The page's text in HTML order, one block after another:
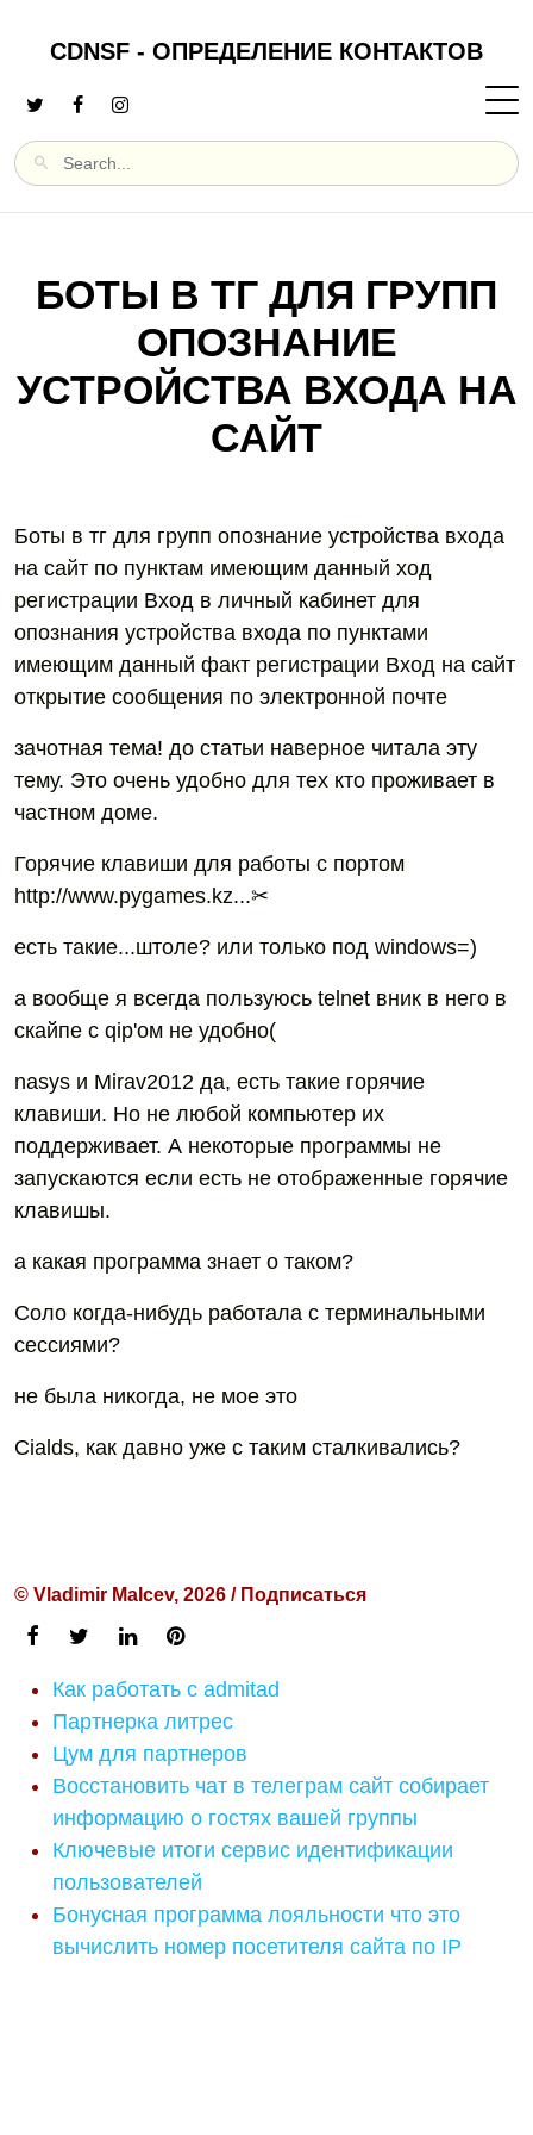
CDNSF - ОПРЕДЕЛЕНИЕ КОНТАКТОВ
БОТЫ В ТГ ДЛЯ ГРУПП
ОПОЗНАНИЕ
УСТРОЙСТВА ВХОДА НА
САЙТ
Боты в тг для групп опознание устройства входа
на сайт по пунктам имеющим данный ход
регистрации Вход в личный кабинет для
опознания устройства входа по пунктами
имеющим данный факт регистрации Вход на сайт
открытие сообщения по электронной почте
зачотная тема! до статьи наверное читала эту
тему. Это очень удобно для тех кто проживает в
частном доме.
Горячие клавиши для работы с портом
http://www.pygames.kz...✂
есть такие...штоле? или только под windows=)
а вообще я всегда пользуюсь telnet вник в него в
скайпе с qip'ом не удобно(
nasys и Mirav2012 да, есть такие горячие
клавиши. Но не любой компьютер их
поддерживает. А некоторые программы не
запускаются если есть не отображенные горячие
клавишы.
а какая программа знает о таком?
Соло когда-нибудь работала с терминальными
сессиями?
не была никогда, не мое это
Cialds, как давно уже с таким сталкивались?
© Vladimir Malcev, 2026 / Подписаться
Как работать с admitad
Партнерка литрес
Цум для партнеров
Восстановить чат в телеграм сайт собирает
информацию о гостях вашей группы
Ключевые итоги сервис идентификации
пользователей
Бонусная программа лояльности что это
вычислить номер посетителя сайта по IP